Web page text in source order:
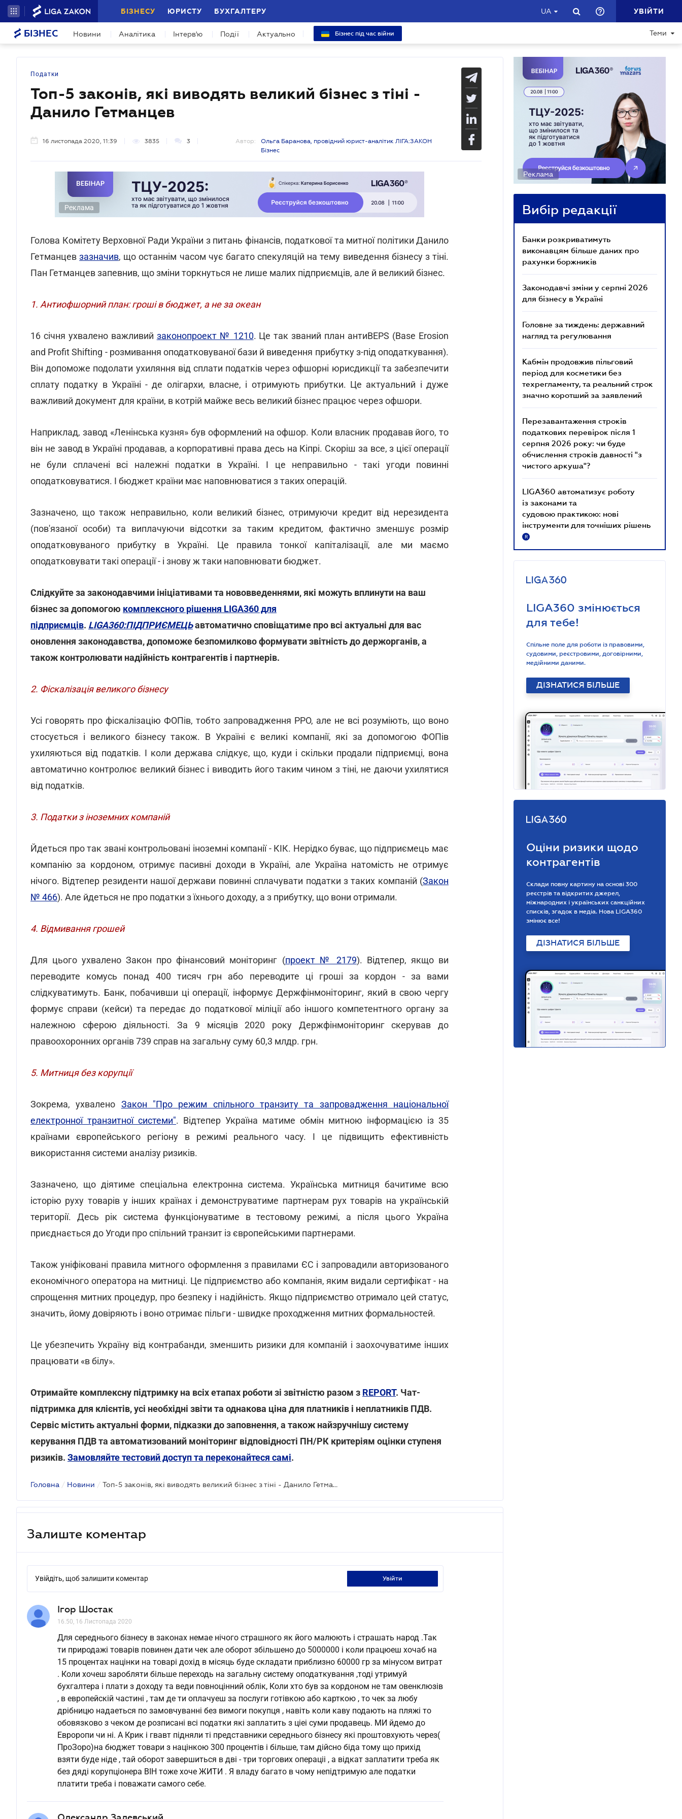
БІЗНЕСУ ЮРИСТУ БУХГАЛТЕРУ UA УВІЙТИ
БІЗНЕС Новини Аналітика Інтерв'ю Події Актуально Бізнес під час війни Теми
Податки
Топ-5 законів, які виводять великий бізнес з тіні -
Данило Гетманцев
16 листопада 2020, 11:39 3835 3 Автор:
Ольга Баранова, провідний юрист-аналітик ЛІГА:ЗАКОН
Бізнес
Реклама
Голова Комітету Верховної Ради України з питань фінансів, податкової та митної політики Данило
Гетманцевзазначив, що останнім часом чує багато спекуляцій на тему виведення бізнесу з тіні.
Пан Гетманцев запевнив, що зміни торкнуться не лише малих підприємців, але й великий бізнес.
1. Антиофшорний план: гроші в бюджет, а не за океан
16 січня ухвалено важливий законопроект № 1210. Це так званий план антиBEPS (Base Erosion
and Profit Shifting - розмивання оподатковуваної бази й виведення прибутку з-під оподаткування).
Він допоможе подолати ухиляння від сплати податків через офшорні юрисдикції та забезпечити
сплату податку в Україні - де олігархи, власне, і отримують прибутки. Це актуальний і дуже
важливий документ для країни, в котрій майже весь великий бізнес працює через офшори.
Наприклад, завод «Ленінська кузня» був оформлений на офшор. Коли власник продавав його, то
він не завод в Україні продавав, а корпоративні права десь на Кіпрі. Скоріш за все, з цієї операції
не були сплачені всі належні податки в Україні. І це неправильно - такі угоди повинні
оподатковуватися. І бюджет країни має наповнюватися з таких операцій.
Зазначено, що також неправильно, коли великий бізнес, отримуючи кредит від нерезидента
(пов'язаної особи) та виплачуючи відсотки за таким кредитом, фактично зменшує розмір
оподатковуваного прибутку в Україні. Це правила тонкої капіталізації, але ми маємо
оподатковувати такі операції - і знову ж таки наповнювати бюджет.
Слідкуйте за законодавчими ініціативами та нововведеннями, які можуть вплинути на ваш
бізнес за допомогою комплексного рішення LIGA360 для
підприємців. LIGA360:ПІДПРИЄМЕЦЬавтоматично сповіщатиме про всі актуальні для вас
оновлення законодавства, допоможе безпомилково формувати звітність до держорганів, а
також контролювати надійність контрагентів і партнерів.
2. Фіскалізація великого бізнесу
Усі говорять про фіскалізацію ФОПів, тобто запровадження РРО, але не всі розуміють, що воно
стосується і великого бізнесу також. В Україні є великі компанії, які за допомогою ФОПів
ухиляються від податків. І коли держава слідкує, що, куди і скільки продали підприємці, вона
автоматично контролює великий бізнес і виводить його таким чином з тіні, не даючи ухилятися
від податків.
3. Податки з іноземних компаній
Йдеться про так звані контрольовані іноземні компанії - КІК. Нерідко буває, що підприємець має
компанію за кордоном, отримує пасивні доходи в Україні, але Україна натомість не отримує
нічого. Відтепер резиденти нашої держави повинні сплачувати податки з таких компаній (Закон
№ 466). Але йдеться не про податки з їхнього доходу, а з прибутку, що вони отримали.
4. Відмивання грошей
Для цього ухвалено Закон про фінансовий моніторинг (проект № 2179). Відтепер, якщо ви
переводите комусь понад 400 тисяч грн або переводите ці гроші за кордон - за вами
слідкуватимуть. Банк, побачивши ці операції, інформує Держфінмоніторинг, який в свою чергу
формує справи (кейси) та передає до податкової міліції або іншого компетентного органу за
належною сферою діяльності. За 9 місяців 2020 року Держфінмоніторинг скерував до
правоохоронних органів 739 справ на загальну суму 60,3 млдр. грн.
5. Митниця без корупції
Зокрема, ухвалено Закон "Про режим спільного транзиту та запровадження національної
електронної транзитної системи". Відтепер Україна матиме обмін митною інформацією із 35
країнами європейського регіону в режимі реального часу. І це підвищить ефективність
використання системи аналізу ризиків.
Зазначено, що діятиме спеціальна електронна система. Українська митниця бачитиме всю
історію руху товарів у інших країнах і демонструватиме партнерам рух товарів на українській
території. Десь рік система функціонуватиме в тестовому режимі, а після цього Україна
приєднається до Угоди про спільний транзит із європейськими партнерами.
Також уніфіковані правила митного оформлення з правилами ЄС і запровадили авторизованого
економічного оператора на митниці. Це підприємство або компанія, яким видали сертифікат - на
спрощення митних процедур, про безпеку і надійність. Якщо підприємство отримало цей статус,
значить, йому довіряють і воно отримає пільги - швидке проходження митних формальностей.
Це убезпечить Україну від контрабанди, зменшить ризики для компаній і заохочуватиме інших
працювати «в білу».
Отримайте комплексну підтримку на всіх етапах роботи зі звітністю разом з REPORT. Чат-
підтримка для клієнтів, усі необхідні звіти та однакова ціна для платників і неплатників ПДВ.
Сервіс містить актуальні форми, підказки до заповнення, а також найзручнішу систему
керування ПДВ та автоматизований моніторинг відповідності ПН/РК критеріям оцінки ступеня
ризиків. Замовляйте тестовий доступ та переконайтеся самі.
Головна / Новини / Топ-5 законів, які виводять великий бізнес з тіні - Данило Гетманцев
Залиште коментар
Увійдіть, щоб залишити коментар увійти
Ігор Шостак
16.50, 16 Листопада 2020
Для середнього бізнесу в законах немае нічого страшного як його малюють і страшать народ .Так
ти природажі товарів повинен дати чек але оборот збільшено до 5000000 і коли працюеш хочаб на
15 процентах націнки на товарі дохід в місяць буде складати приблизно 60000 гр за мінусом витрат
. Коли хочеш заробляти більше переходь на загальну систему оподаткування ,тоді утримуй
бухгалтера і плати з доходу та веди повноцінний облік, Коли хто був за кордоном не там овенклюзів
, в европейскій частині , там де ти оплачуеш за послуги готівкою або карткою , то чек за любу
дрібницю надаеться по замовчуванні без вимоги покупця , навіть коли каву подають на пляжі то
обовязково з чеком де розписані всі податки які заплатить з ціеі суми продавець. МИ йдемо до
Евроропи чи ні. А Крик і гвавт підняли ті представники середнього бізнесу які проштовхують через(
ПроЗоро)на бюджет товари з націнкою 300 процентів і більше, там дійсно біда тому що прихід
взяти буде ніде , тай оборот завершиться в дві - три торгових операціі , а відкат заплатити треба як
без дяді корупціонера ВІН тоже хоче ЖИТИ . Я владу багато в чому непідтримую але податки
платити треба і поважати самого себе.
Реклама
Вибір редакції
Банки розкриватимуть
виконавцям більше даних про
рахунки боржників
Законодавчі зміни у серпні 2026
для бізнесу в Україні
Головне за тиждень: державний
нагляд та регулювання
Кабмін продовжив пільговий
період для косметики без
техрегламенту, та реальний строк
значно коротший за заявлений
Перезавантаження строків
податкових перевірок після 1
серпня 2026 року: чи буде
обчислення строків давності "з
чистого аркуша"?
LIGA360 автоматизує роботу
із законами та
судовою практикою: нові
інструменти для точніших рішень
R
LIGA360 змінюється
для тебе!
Спільне поле для роботи із правовими,
судовими, реєстровими, договірними,
медійними даними.
ДІЗНАТИСЯ БІЛЬШЕ
Оціни ризики щодо
контрагентів
Склади повну картину на основі 300
реєстрів та відкритих джерел,
міжнародних і українських санкційних
списків, згадок в медіа. Нова LIGA360
змінює все!
ДІЗНАТИСЯ БІЛЬШЕ